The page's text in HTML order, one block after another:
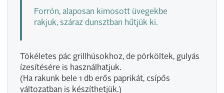
Forrón, alaposan kimosott üvegekbe
rakjuk, száraz dunsztban hűtjük ki.
Tökéletes pác grillhúsokhoz, de pörköltek, gulyás
ízesítésére is használhatjuk.
(Ha rakunk bele 1 db erős paprikát, csípős
változatban is készíthetjük.)